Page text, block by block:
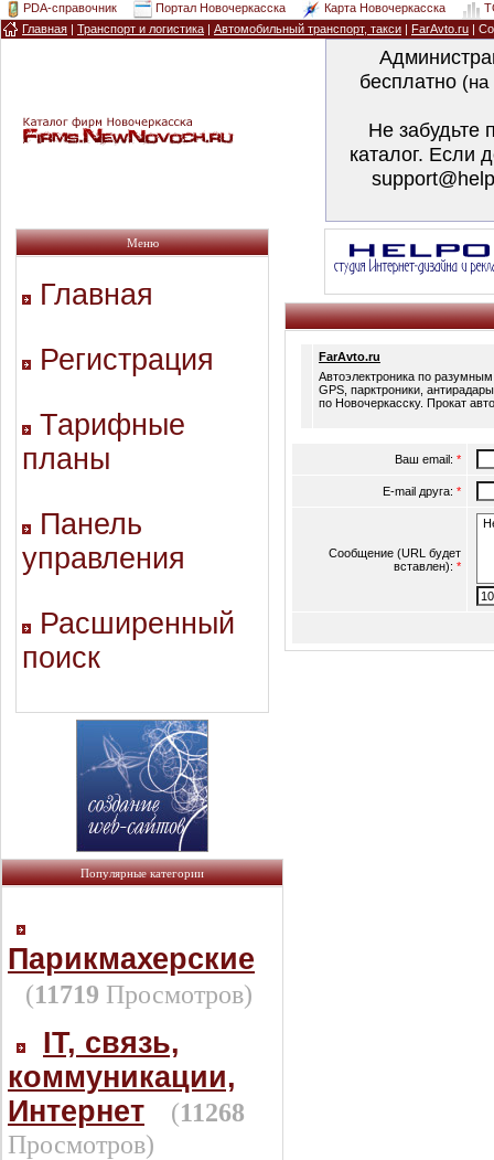
PDA-справочник Портал Новочеркасска Карта Новочеркасска
Главная | Транспорт и логистика | Автомобильный транспорт, такси | FarAvto.ru |
бесплатно
Не забудьте
каталог. Если
Меню
Главная
Регистрация
Тарифные
планы
Панель
управления
Расширенный
поиск
Популярные категории
Парикмахерские
(11719 Просмотров)
IT, связь,
коммуникации,
Интернет
(11268
Просмотров)
FarAvto.ru
Автоэлектроника по
GPS, парктроники,
по Новочеркасску. Прокат
Ваш email: *
E-mail друга: *
Сообщение (URL будет
вставлен): *